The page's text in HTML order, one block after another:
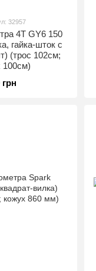
32957
4T GY6 150
гайка-шток с
(трос 102см;
100см)
грн